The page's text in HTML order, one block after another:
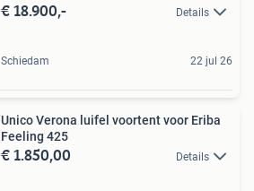
€ 18.900,- Details
Schiedam 22 jul 26
Unico Verona luifel voortent voor Eriba
Feeling 425
€ 1.850,00 Details